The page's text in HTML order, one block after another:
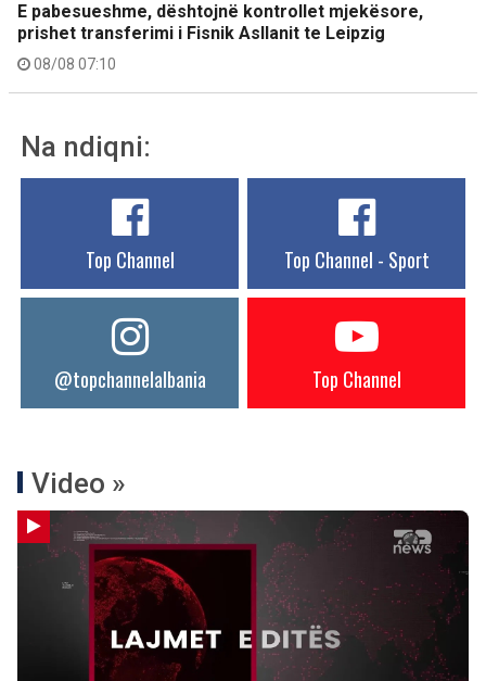
E pabesueshme, dështojnë kontrollet mjekësore,
prishet transferimi i Fisnik Asllanit te Leipzig
08/08 07:10
Na ndiqni:
Top Channel Top Channel - Sport
@topchannelalbania Top Channel
Video »